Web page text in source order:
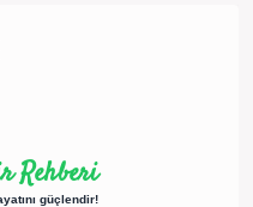
Rehberi
güçlendir!